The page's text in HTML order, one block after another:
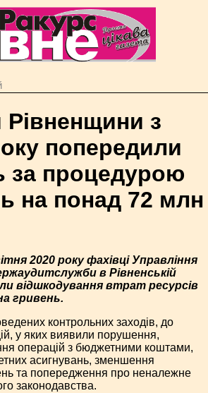
з
попередили
за процедурою
на понад 72 млн
2020 року фахівці Управління
в Рівненській
відшкодування втрат ресурсів
гривень.
контрольних заходів, до
у яких виявили порушення,
операцій з бюджетними коштами,
асигнувань, зменшення
та попередження про неналежне
законодавства.